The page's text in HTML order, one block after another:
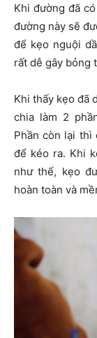
Khi đường đã
đường này sẽ
để kẹo nguội
rất dễ gây bỏng
Khi thấy kẹo đã
chia làm 2
Phần còn lại thì
để kéo ra. Khi
như thế, kẹo
hoàn toàn và